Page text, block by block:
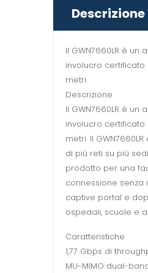
Descrizione
Il GWN7660LR è
involucro
metri.
Descrizione
Il GWN7660LR è
involucro
metri. Il
di più reti su più
prodotto per una
connessione senza
captive portal e
ospedali, scuole e
Caratteristiche
1,77 Gbps di
MU-MIMO dual-